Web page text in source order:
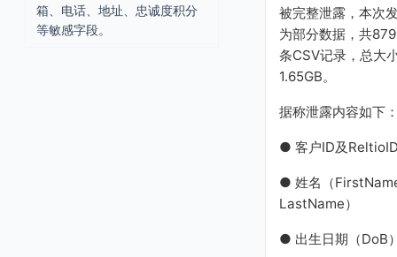
m
jarmorg27@gmail.com
箱、电话、地址、忠诚度积分
等敏感字段。
被完整泄露，本次
为部分数据，共
条CSV记录，总大
1.65GB。
据称泄露内容如下
● 客户ID及
● 姓名（
LastName）
● 出生日期（DoB